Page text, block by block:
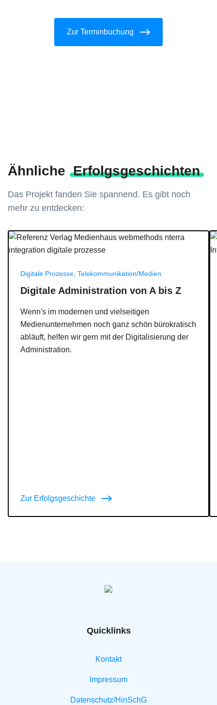
Zur Terminbuchung
Ähnliche Erfolgsgeschichten
Das Projekt fanden Sie spannend. Es gibt noch
mehr zu entdecken:
Digitale Prozesse, Telekommunikation/Medien
Digitale Administration von A bis Z
Wenn's im modernen und vielseitigen
Medienunternehmen noch ganz schön bürokratisch
abläuft, helfen wir gern mit der Digitalisierung der
Administration.
Zur Erfolgsgeschichte
Quicklinks
Kontakt
Impressum
Datenschutz/HinSchG